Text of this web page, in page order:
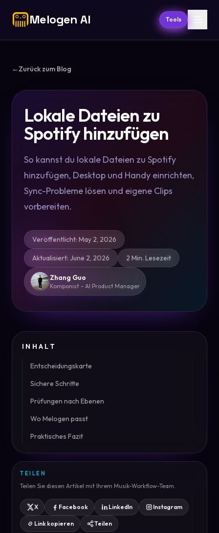
Melogen AI Tools
←Zurück zum Blog
Lokale Dateien zu
Spotify hinzufügen
So kannst du lokale Dateien zu Spotify
hinzufügen, Desktop und Handy einrichten,
Sync-Probleme lösen und eigene Clips
vorbereiten.
Veröffentlicht: May 2, 2026
Aktualisiert: June 2, 2026 2 Min. Lesezeit
Zhang Guo
Komponist - AI Product Manager
INHALT
Entscheidungskarte
Sichere Schritte
Prüfungen nach Ebenen
Wo Melogen passt
Praktisches Fazit
TEILEN
Teilen Sie diesen Artikel mit Ihrem Musik-Workflow-Team.
X Facebook LinkedIn Instagram
Link kopieren Teilen